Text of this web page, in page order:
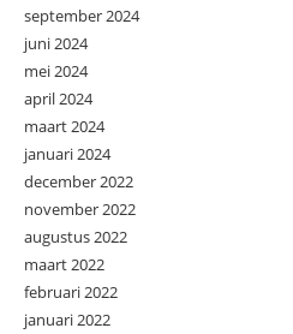
september 2024
juni 2024
mei 2024
april 2024
maart 2024
januari 2024
december 2022
november 2022
augustus 2022
maart 2022
februari 2022
januari 2022